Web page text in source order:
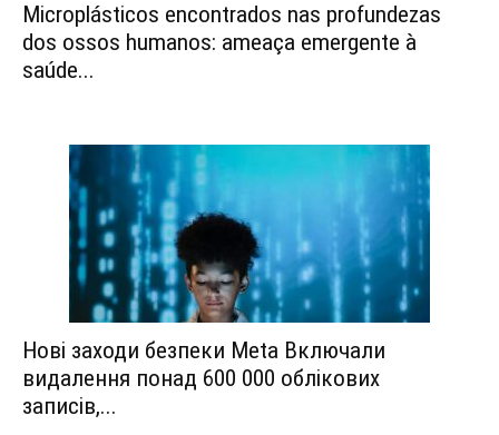
Microplásticos encontrados nas profundezas
dos ossos humanos: ameaça emergente à
saúde...
Нові заходи безпеки Meta Включали
видалення понад 600 000 облікових
записів,...